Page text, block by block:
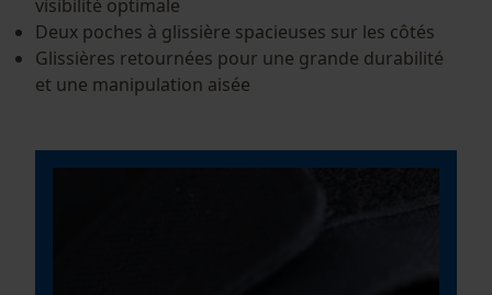
visibilité optimale
Deux poches à glissière spacieuses sur les côtés
Glissières retournées pour une grande durabilité
et une manipulation aisée
Econda Tag Manager
Cookies statistiques